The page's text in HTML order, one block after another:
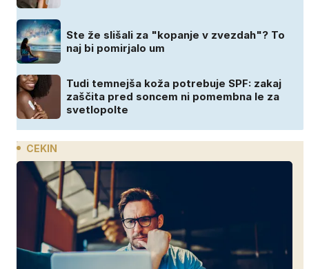
Ste že slišali za "kopanje v zvezdah"? To
naj bi pomirjalo um
Tudi temnejša koža potrebuje SPF: zakaj
zaščita pred soncem ni pomembna le za
svetlopolte
CEKIN